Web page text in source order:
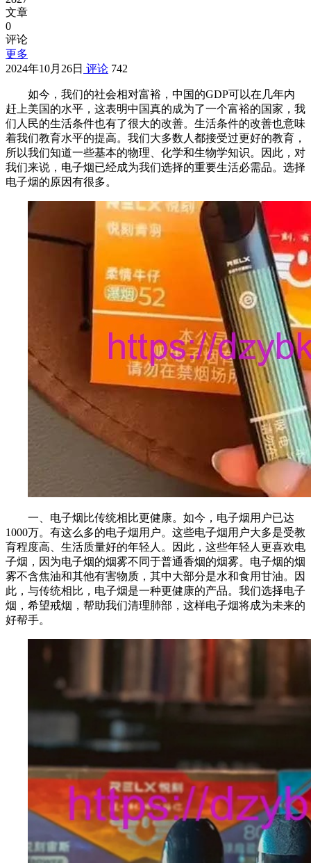
文章
0
评论
更多
2024年10月26日 评论 742
如今，我们的社会相对富裕，中国的GDP可以在几年内
赶上美国的水平，这表明中国真的成为了一个富裕的国家，我
们人民的生活条件也有了很大的改善。生活条件的改善也意味
着我们教育水平的提高。我们大多数人都接受过更好的教育，
所以我们知道一些基本的物理、化学和生物学知识。因此，对
我们来说，电子烟已经成为我们选择的重要生活必需品。选择
电子烟的原因有很多。
一、电子烟比传统相比更健康。如今，电子烟用户已达
1000万。有这么多的电子烟用户。这些电子烟用户大多是受教
育程度高、生活质量好的年轻人。因此，这些年轻人更喜欢电
子烟，因为电子烟的烟雾不同于普通香烟的烟雾。电子烟的烟
雾不含焦油和其他有害物质，其中大部分是水和食用甘油。因
此，与传统相比，电子烟是一种更健康的产品。我们选择电子
烟，希望戒烟，帮助我们清理肺部，这样电子烟将成为未来的
好帮手。